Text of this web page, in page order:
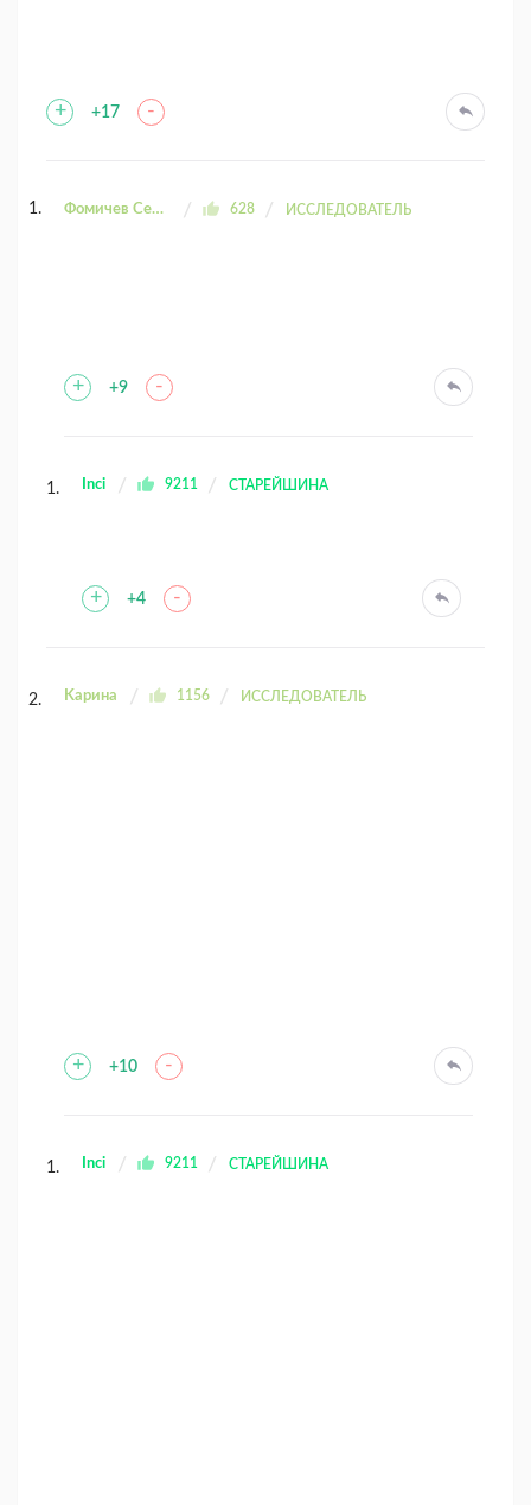
+ +17 -
Фомичев Сергей 628 ИССЛЕДОВАТЕЛЬ
+ +9 -
Inci 9211 СТАРЕЙШИНА
+ +4 -
Kaрина 1156 ИССЛЕДОВАТЕЛЬ
+ +10 -
Inci 9211 СТАРЕЙШИНА